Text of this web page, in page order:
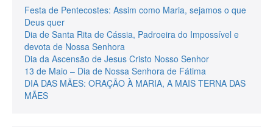
Festa de Pentecostes: Assim como Maria, sejamos o que
Deus quer
Dia de Santa Rita de Cássia, Padroeira do Impossível e
devota de Nossa Senhora
Dia da Ascensão de Jesus Cristo Nosso Senhor
13 de Maio – Dia de Nossa Senhora de Fátima
DIA DAS MÃES: ORAÇÃO À MARIA, A MAIS TERNA DAS
MÃES